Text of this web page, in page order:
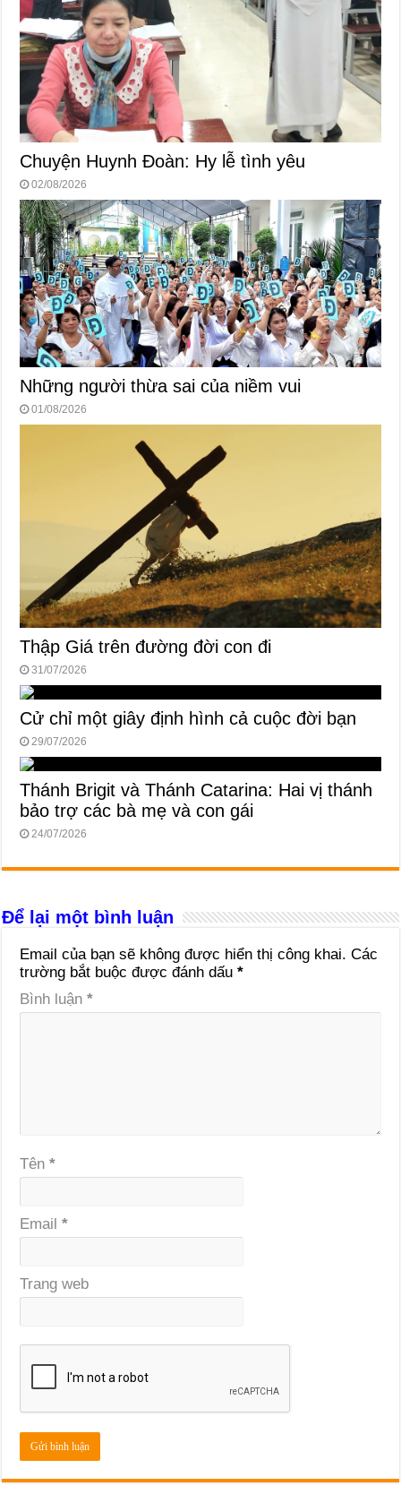
Chuyện Huynh Đoàn: Hy lễ tình yêu
02/08/2026
Những người thừa sai của niềm vui
01/08/2026
Thập Giá trên đường đời con đi
31/07/2026
Cử chỉ một giây định hình cả cuộc đời bạn
29/07/2026
Thánh Brigit và Thánh Catarina: Hai vị thánh
bảo trợ các bà mẹ và con gái
24/07/2026
Để lại một bình luận
Email của bạn sẽ không được hiển thị công khai. Các
trường bắt buộc được đánh dấu*
Bình luận*
Tên*
Email*
Trang web